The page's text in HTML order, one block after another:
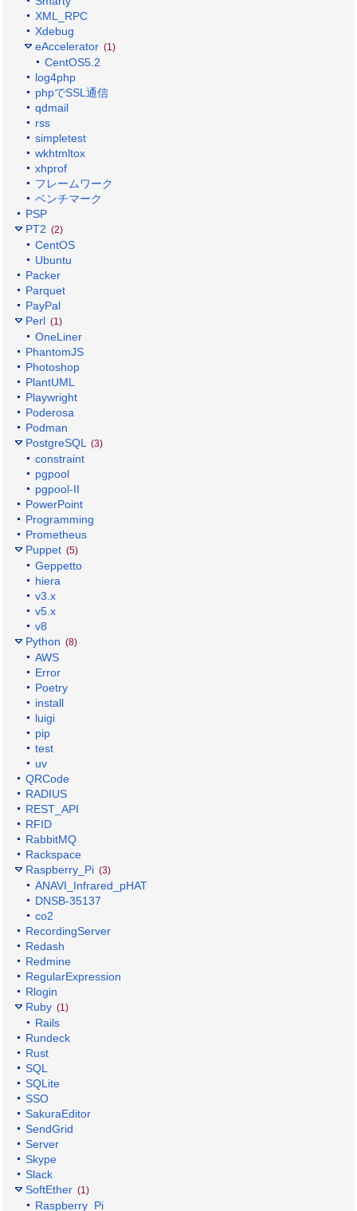
XML_RPC
Xdebug
eAccelerator (1)
CentOS5.2
log4php
phpでSSL通信
qdmail
rss
simpletest
wkhtmltox
xhprof
フレームワーク
ベンチマーク
PSP
PT2 (2)
CentOS
Ubuntu
Packer
Parquet
PayPal
Perl (1)
OneLiner
PhantomJS
Photoshop
PlantUML
Playwright
Poderosa
Podman
PostgreSQL (3)
constraint
pgpool
pgpool-II
PowerPoint
Programming
Prometheus
Puppet (5)
Geppetto
hiera
v3.x
v5.x
v8
Python (8)
AWS
Error
Poetry
install
luigi
pip
test
uv
QRCode
RADIUS
REST_API
RFID
RabbitMQ
Rackspace
Raspberry_Pi (3)
ANAVI_Infrared_pHAT
DNSB-35137
co2
RecordingServer
Redash
Redmine
RegularExpression
Rlogin
Ruby (1)
Rails
Rundeck
Rust
SQL
SQLite
SSO
SakuraEditor
SendGrid
Server
Skype
Slack
SoftEther (1)
Raspberry_Pi